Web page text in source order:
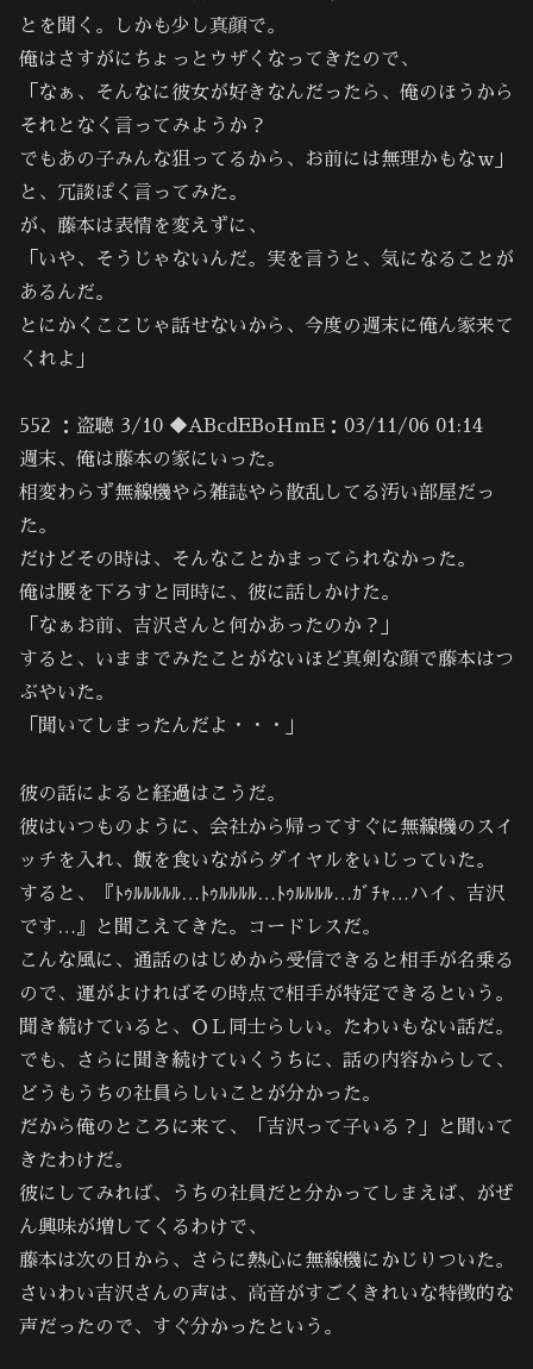
とを聞く。しかも少し真顔で。
俺はさすがにちょっとウザくなってきたので、
「なぁ、そんなに彼女が好きなんだったら、俺のほうから
それとなく言ってみようか？
でもあの子みんな狙ってるから、お前には無理かもなｗ」
と、冗談ぽく言ってみた。
が、藤本は表情を変えずに、
「いや、そうじゃないんだ。実を言うと、気になることが
あるんだ。
とにかくここじゃ話せないから、今度の週末に俺ん家来て
くれよ」
552 ：盗聴 3/10 ◆ABcdEBoHmE：03/11/06 01:14
週末、俺は藤本の家にいった。
相変わらず無線機やら雑誌やら散乱してる汚い部屋だっ
た。
だけどその時は、そんなことかまってられなかった。
俺は腰を下ろすと同時に、彼に話しかけた。
「なぁお前、吉沢さんと何かあったのか？」
すると、いままでみたことがないほど真剣な顔で藤本はつ
ぶやいた。
「聞いてしまったんだよ・・・」
彼の話によると経過はこうだ。
彼はいつものように、会社から帰ってすぐに無線機のスイ
ッチを入れ、飯を食いながらダイヤルをいじっていた。
すると、『ﾄｩﾙﾙﾙﾙﾙ…ﾄｩﾙﾙﾙﾙ…ﾄｩﾙﾙﾙﾙ…ｶﾞﾁｬ…ハイ、吉沢
です…』と聞こえてきた。コードレスだ。
こんな風に、通話のはじめから受信できると相手が名乗る
ので、運がよければその時点で相手が特定できるという。
聞き続けていると、ＯＬ同士らしい。たわいもない話だ。
でも、さらに聞き続けていくうちに、話の内容からして、
どうもうちの社員らしいことが分かった。
だから俺のところに来て、「吉沢って子いる？」と聞いて
きたわけだ。
彼にしてみれば、うちの社員だと分かってしまえば、がぜ
ん興味が増してくるわけで、
藤本は次の日から、さらに熱心に無線機にかじりついた。
さいわい吉沢さんの声は、高音がすごくきれいな特徴的な
声だったので、すぐ分かったという。